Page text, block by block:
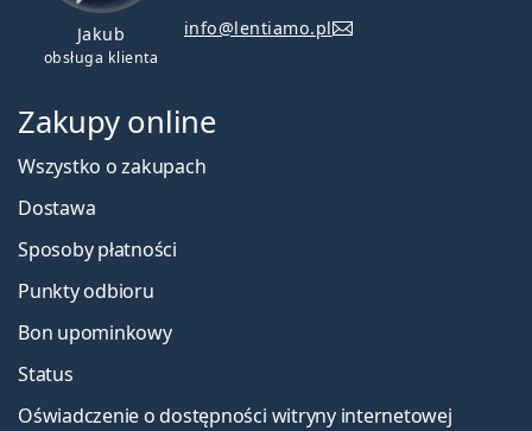
Jakub
obsługa klienta
info@lentiamo.pl
Zakupy online
Wszystko o zakupach
Dostawa
Sposoby płatności
Punkty odbioru
Bon upominkowy
Status
Oświadczenie o dostępności witryny internetowej